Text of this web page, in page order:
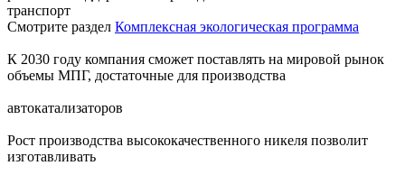
транспорт
Смотрите раздел Комплексная экологическая программа
К 2030 году компания сможет поставлять на мировой рынок
объемы МПГ, достаточные для производства
автокатализаторов
Рост производства высококачественного никеля позволит
изготавливать